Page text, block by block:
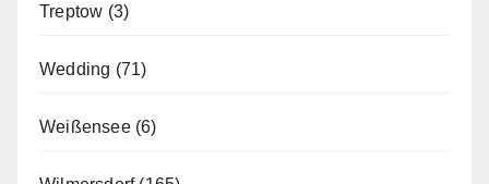
Treptow (3)
Wedding (71)
Weißensee(6)